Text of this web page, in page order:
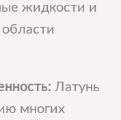
жидкости и
Латунь
многих